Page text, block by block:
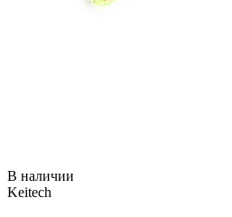
В наличии
Keitech